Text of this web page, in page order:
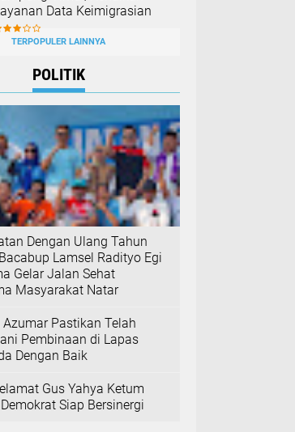
Data Keimigrasian
TERPOPULER LAINNYA
POLITIK
Dengan Ulang Tahun
Lamsel Radityo Egi
Gelar Jalan Sehat
Masyarakat Natar
Pastikan Telah
Pembinaan di Lapas
Dengan Baik
Gus Yahya Ketum
Siap Bersinergi